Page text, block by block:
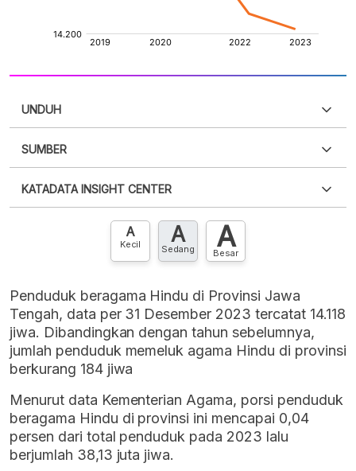
UNDUH
XLS
SUMBER
punya akun?Silakan Daftar sekarang
KATADATA INSIGHT CENTER
Hubungi sekarang »
A
Kecil A
Sedang A
Besar
Penduduk beragama Hindu di Provinsi Jawa
Tengah, data per 31 Desember 2023 tercatat 14.118
jiwa. Dibandingkan dengan tahun sebelumnya,
jumlah penduduk memeluk agama Hindu di provinsi
berkurang 184 jiwa
Menurut data Kementerian Agama, porsi penduduk
beragama Hindu di provinsi ini mencapai 0,04
persen dari total penduduk pada 2023 lalu
berjumlah 38,13 juta jiwa.